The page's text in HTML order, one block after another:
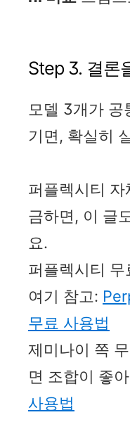
Step 3. 결론
모델 3개가 공
기면, 확실히
퍼플렉시티
금하면, 이 글
요.
퍼플렉시티
여기 참고:
무료 사용법
제미나이 쪽
면 조합이 좋
사용법